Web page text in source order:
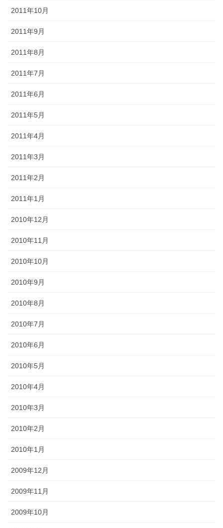
2011年10月
2011年9月
2011年8月
2011年7月
2011年6月
2011年5月
2011年4月
2011年3月
2011年2月
2011年1月
2010年12月
2010年11月
2010年10月
2010年9月
2010年8月
2010年7月
2010年6月
2010年5月
2010年4月
2010年3月
2010年2月
2010年1月
2009年12月
2009年11月
2009年10月